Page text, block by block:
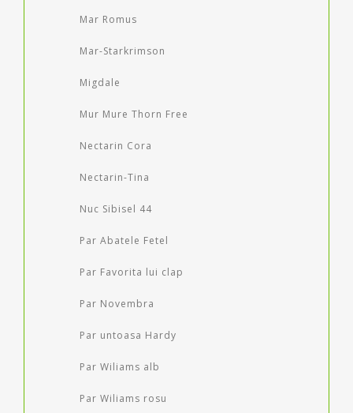
Mar Romus
Mar-Starkrimson
Migdale
Mur Mure Thorn Free
Nectarin Cora
Nectarin-Tina
Nuc Sibisel 44
Par Abatele Fetel
Par Favorita lui clap
Par Novembra
Par untoasa Hardy
Par Wiliams alb
Par Wiliams rosu